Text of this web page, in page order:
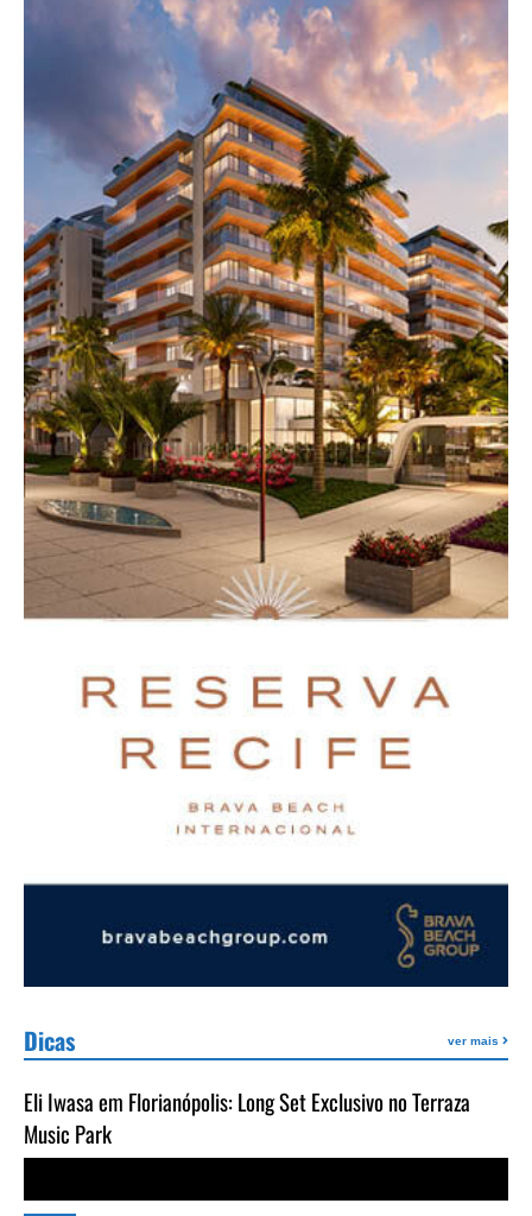
Dicas ver mais
Eli Iwasa em Florianópolis: Long Set Exclusivo no Terraza
Music Park